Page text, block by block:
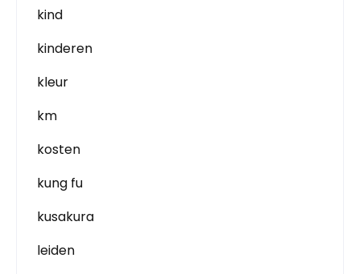
kind
kinderen
kleur
km
kosten
kung fu
kusakura
leiden